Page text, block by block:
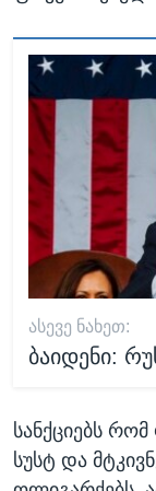
ᲐᲡᲔᲕᲔ ᲜᲐᲮᲔᲗ:
ბაიდენი:
სანქციებს
სუსტ და